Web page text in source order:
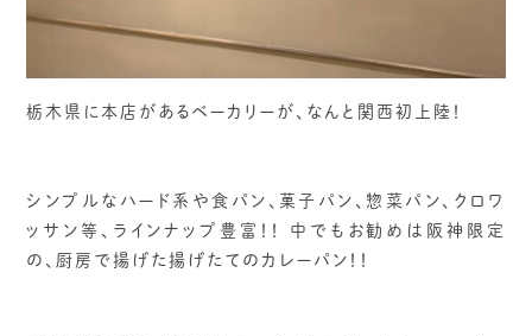
栃木県に本店があるベーカリーが、なんと関西初上陸！
シンプルなハード系や食パン、菓子パン、惣菜パン、クロワ
ッサン等、ラインナップ豊富！！ 中でもお勧めは阪神限定
の、厨房で揚げた揚げたてのカレーパン！！